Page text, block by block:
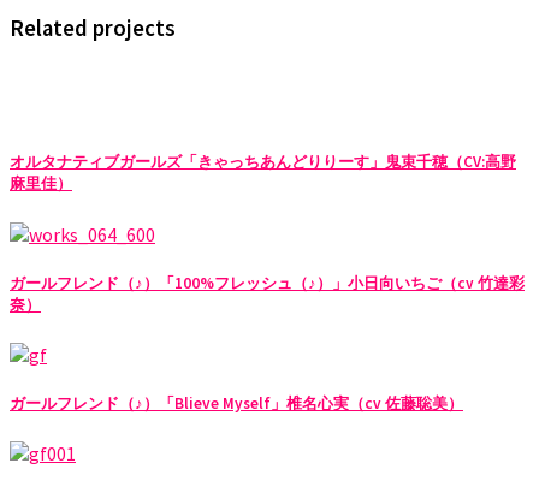
Related projects
オルタナティブガールズ「きゃっちあんどりりーす」鬼束千穂（CV:高野
麻里佳）
ガールフレンド（♪）「100%フレッシュ（♪）」小日向いちご（cv 竹達彩
奈）
ガールフレンド（♪）「Blieve Myself」椎名心実（cv 佐藤聡美）